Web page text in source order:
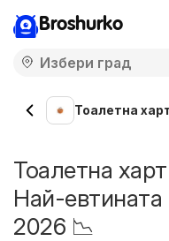
Broshurko
Тоалетна
Тоалетна
Най-евтината
2026 📉